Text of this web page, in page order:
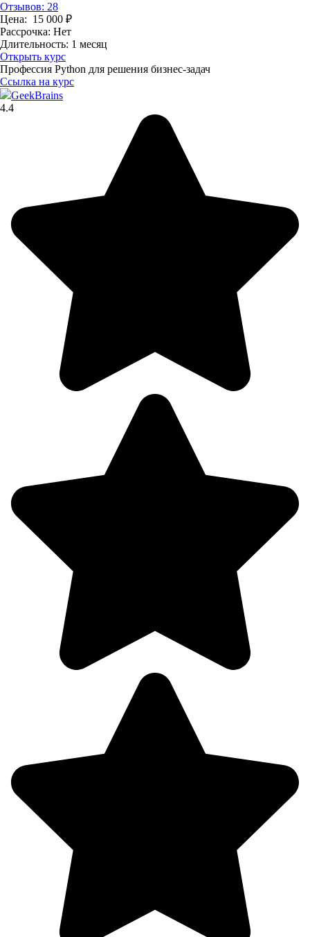
Отзывов: 28
Цена: 15 000 ₽
Рассрочка: Нет
Длительность: 1 месяц
Открыть курс
Профессия Python для решения бизнес-задач
Ссылка на курс
GeekBrains
4.4